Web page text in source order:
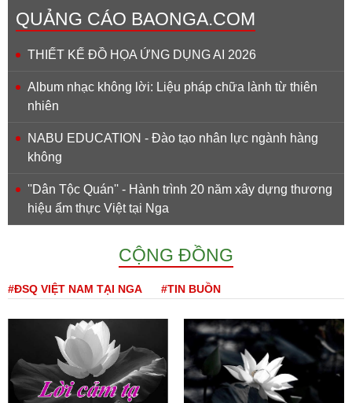
QUẢNG CÁO BAONGA.COM
THIẾT KẾ ĐỒ HỌA ỨNG DỤNG AI 2026
Album nhạc không lời: Liệu pháp chữa lành từ thiên
nhiên
NABU EDUCATION - Đào tạo nhân lực ngành hàng
không
''Dân Tộc Quán'' - Hành trình 20 năm xây dựng thương
hiệu ẩm thực Việt tại Nga
CỘNG ĐỒNG
#ĐSQ VIỆT NAM TẠI NGA #TIN BUỒN